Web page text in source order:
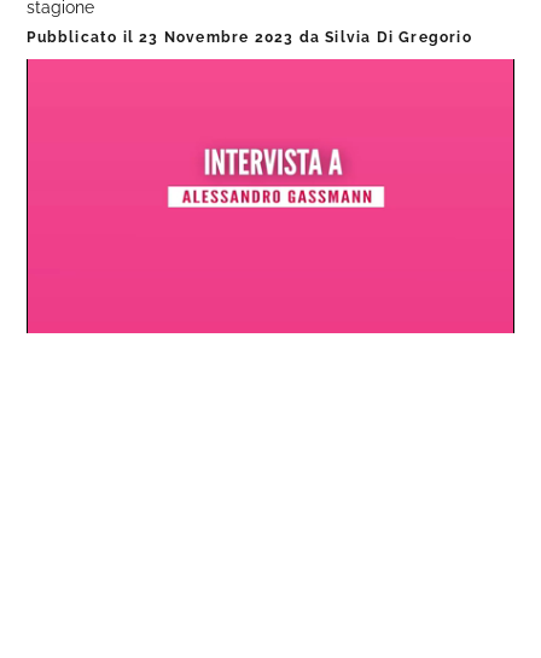
stagione
Pubblicato il23 Novembre 2023 daSilvia Di Gregorio
0%
0%